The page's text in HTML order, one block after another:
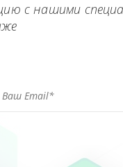
с нашими